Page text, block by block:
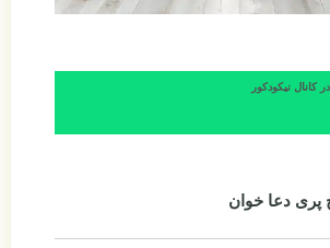
کانال نیکودکور
دعا خوان